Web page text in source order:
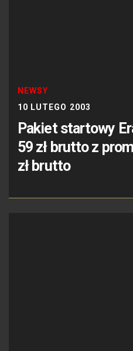
NEWSY
10 LUTEGO 2003
Pakiet startowy
59 zł brutto z
zł brutto